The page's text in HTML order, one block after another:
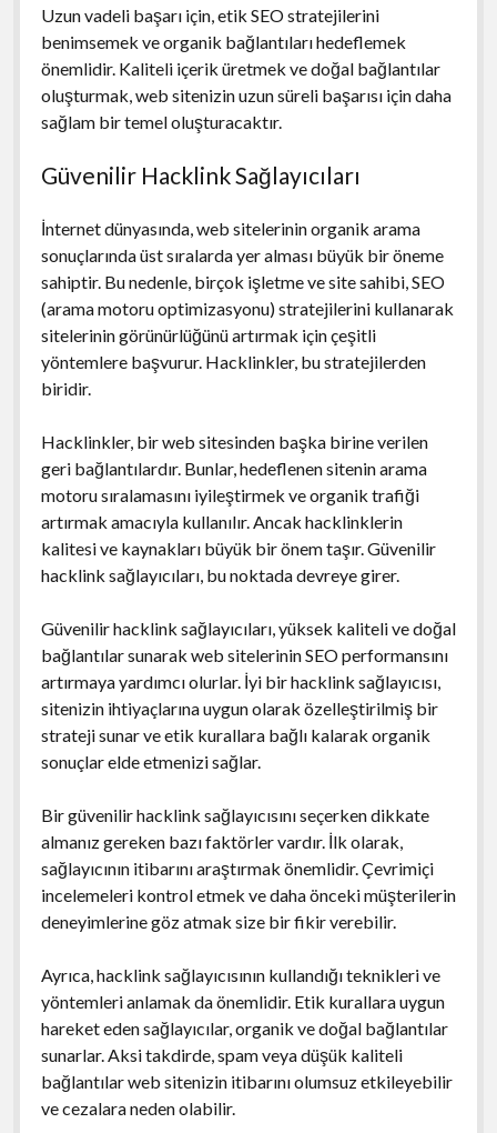
Uzun vadeli başarı için, etik SEO stratejilerini
benimsemek ve organik bağlantıları hedeflemek
önemlidir. Kaliteli içerik üretmek ve doğal bağlantılar
oluşturmak, web sitenizin uzun süreli başarısı için daha
sağlam bir temel oluşturacaktır.
Güvenilir Hacklink Sağlayıcıları
İnternet dünyasında, web sitelerinin organik arama
sonuçlarında üst sıralarda yer alması büyük bir öneme
sahiptir. Bu nedenle, birçok işletme ve site sahibi, SEO
(arama motoru optimizasyonu) stratejilerini kullanarak
sitelerinin görünürlüğünü artırmak için çeşitli
yöntemlere başvurur. Hacklinkler, bu stratejilerden
biridir.
Hacklinkler, bir web sitesinden başka birine verilen
geri bağlantılardır. Bunlar, hedeflenen sitenin arama
motoru sıralamasını iyileştirmek ve organik trafiği
artırmak amacıyla kullanılır. Ancak hacklinklerin
kalitesi ve kaynakları büyük bir önem taşır. Güvenilir
hacklink sağlayıcıları, bu noktada devreye girer.
Güvenilir hacklink sağlayıcıları, yüksek kaliteli ve doğal
bağlantılar sunarak web sitelerinin SEO performansını
artırmaya yardımcı olurlar. İyi bir hacklink sağlayıcısı,
sitenizin ihtiyaçlarına uygun olarak özelleştirilmiş bir
strateji sunar ve etik kurallara bağlı kalarak organik
sonuçlar elde etmenizi sağlar.
Bir güvenilir hacklink sağlayıcısını seçerken dikkate
almanız gereken bazı faktörler vardır. İlk olarak,
sağlayıcının itibarını araştırmak önemlidir. Çevrimiçi
incelemeleri kontrol etmek ve daha önceki müşterilerin
deneyimlerine göz atmak size bir fikir verebilir.
Ayrıca, hacklink sağlayıcısının kullandığı teknikleri ve
yöntemleri anlamak da önemlidir. Etik kurallara uygun
hareket eden sağlayıcılar, organik ve doğal bağlantılar
sunarlar. Aksi takdirde, spam veya düşük kaliteli
bağlantılar web sitenizin itibarını olumsuz etkileyebilir
ve cezalara neden olabilir.